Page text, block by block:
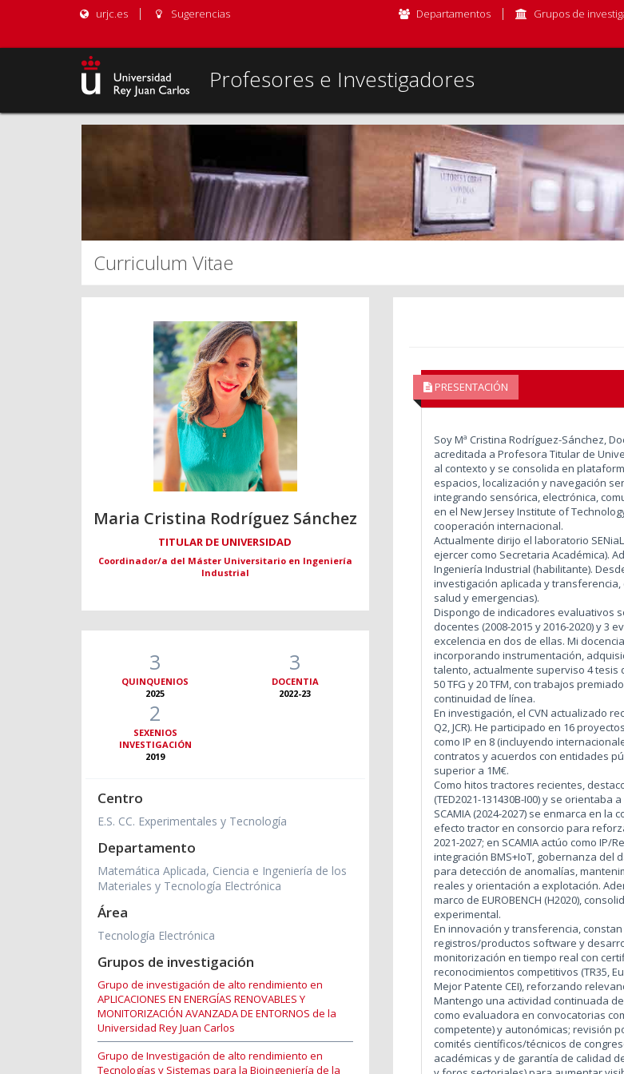
urjc.es Sugerencias Departamentos Grupos de
Profesores e Investigadores
Curriculum Vitae
Maria Cristina Rodríguez Sánchez
TITULAR DE UNIVERSIDAD
Coordinador/a del Máster Universitario en Ingeniería
Industrial
3
QUINQUENIOS
2025
3
DOCENTIA
2022-23
2
SEXENIOS
INVESTIGACIÓN
2019
Centro
E.S. CC. Experimentales y Tecnología
Departamento
Matemática Aplicada, Ciencia e Ingeniería de los
Materiales y Tecnología Electrónica
Área
Tecnología Electrónica
Grupos de investigación
Grupo de investigación de alto rendimiento en
APLICACIONES EN ENERGÍAS RENOVABLES Y
MONITORIZACIÓN AVANZADA DE ENTORNOS de la
Universidad Rey Juan Carlos
Grupo de Investigación de alto rendimiento en
Tecnologías y Sistemas para la Bioingeniería de la
PRESENTACIÓN
Soy Mª Cristina Rodríguez-Sánchez,
acreditada a Profesora Titular de
al contexto y se consolida en
espacios, localización y navegación
integrando sensórica, electrónica,
en el New Jersey Institute of
cooperación internacional.
Actualmente dirijo el laboratorio
ejercer como Secretaria Académica).
Ingeniería Industrial (habilitante).
investigación aplicada y
salud y emergencias).
Dispongo de indicadores evaluativos
docentes (2008-2015 y 2016-2020) y 3
excelencia en dos de ellas. Mi
incorporando instrumentación,
talento, actualmente superviso 4 tesis
50 TFG y 20 TFM, con trabajos
continuidad de línea.
En investigación, el CVN actualizado
Q2, JCR). He participado en 16
como IP en 8 (incluyendo
contratos y acuerdos con entidades
superior a 1M€.
Como hitos tractores recientes,
(TED2021-131430B-I00) y se
SCAMIA (2024-2027) se enmarca en
efecto tractor en consorcio para
2021-2027; en SCAMIA actúo como IP/
integración BMS+IoT, gobernanza del
para detección de anomalías,
reales y orientación a explotación.
marco de EUROBENCH (H2020),
experimental.
En innovación y transferencia,
registros/productos software y
monitorización en tiempo real con
reconocimientos competitivos (TR35,
Mejor Patente CEI), reforzando
Mantengo una actividad continuada
como evaluadora en convocatorias
competente) y autonómicas; revisión
comités científicos/técnicos de
académicas y de garantía de calidad